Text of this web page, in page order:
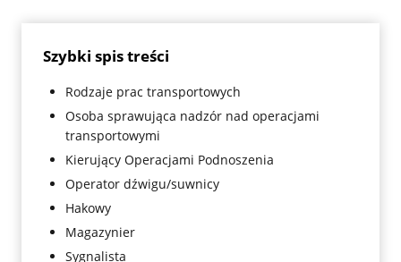
Szybki spis treści
Rodzaje prac transportowych
Osoba sprawująca nadzór nad operacjami
transportowymi
Kierujący Operacjami Podnoszenia
Operator dźwigu/suwnicy
Hakowy
Magazynier
Sygnalista